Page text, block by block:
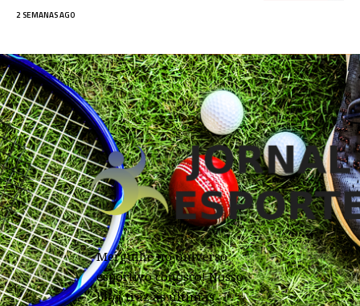
2 SEMANAS AGO
Mergulhe no universo
esportivo conosco! Nosso
blog traz as últimas